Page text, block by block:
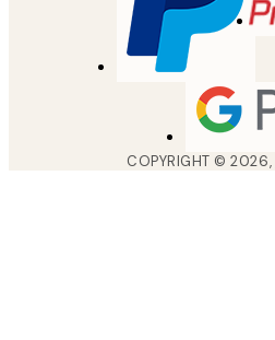
COPYRIGHT ©2026,